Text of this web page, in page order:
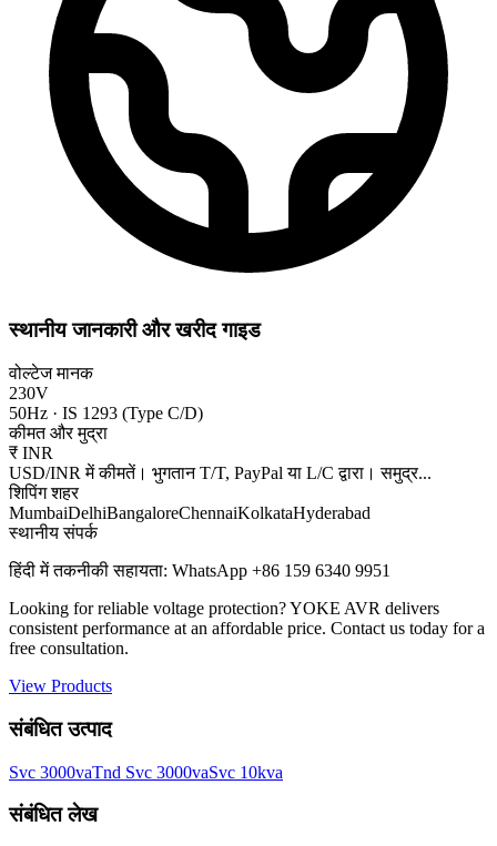
स्थानीय जानकारी और खरीद गाइड
वोल्टेज मानक
230V
50Hz · IS 1293 (Type C/D)
कीमत और मुद्रा
₹ INR
USD/INR में कीमतें। भुगतान T/T, PayPal या L/C द्वारा। समुद्र...
शिपिंग शहर
MumbaiDelhiBangaloreChennaiKolkataHyderabad
स्थानीय संपर्क
हिंदी में तकनीकी सहायता: WhatsApp +86 159 6340 9951
Looking for reliable voltage protection? YOKE AVR delivers
consistent performance at an affordable price. Contact us today for a
free consultation.
View Products
संबंधित उत्पाद
Svc 3000vaTnd Svc 3000vaSvc 10kva
संबंधित लेख